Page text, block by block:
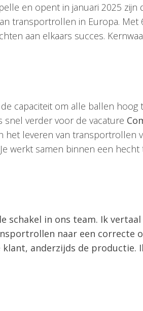
en opent in januari 2025 zijn
transportrollen in Europa. Met
aan elkaars succes.
capaciteit om alle ballen hoog
snel verder voor de vacature
het leveren van transportrollen
werkt samen binnen een
schakel in ons team. Ik
naar een correcte
anderzijds de productie.